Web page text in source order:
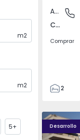
m2
m2
5+
Covilhã
Apartamento
Covilhã e Canhoso, Castelo Branco
Comprar
2
85
85
0
Desarrollo
- 4 PLENO